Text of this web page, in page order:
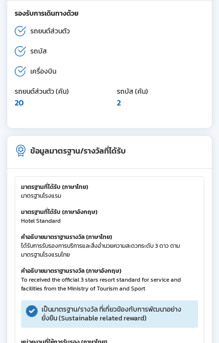
รองรับการเดินทางด้วย
รถยนต์ส่วนตัว
รถบัส
เครื่องบิน
รถยนต์ส่วนตัว (คัน)
20
รถบัส (คัน)
2
ข้อมูลมาตรฐาน/รางวัลที่ได้รับ
มาตรฐานที่ได้รับ (ภาษาไทย)
มาตรฐานโรงแรม
มาตรฐานที่ได้รับ (ภาษาอังกฤษ)
Hotel Standard
คำอธิบายมาตราฐานรางวัล (ภาษาไทย)
ได้รับการรับรองการบริการและสิ่งอำนวยความสะดวกระดับ 3 ดาว ตาม
มาตรฐานโรงแรมไทย
คำอธิบายมาตราฐานรางวัล (ภาษาอังกฤษ)
To received the official 3 stars resort standard for service and
facilities from the Ministry of Tourism and Sport
เป็นมาตรฐาน/รางวัล ที่เกี่ยวข้องกับการพัฒนาอย่าง
ยั่งยืน (Sustainable related reward)